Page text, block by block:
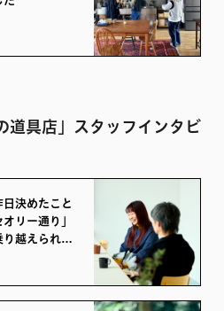
道具店」スタッフインタビ
日決めたこと
リー通り」
り越えられた